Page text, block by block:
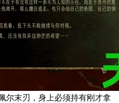
尔末刃，身上必须持有刚才拿